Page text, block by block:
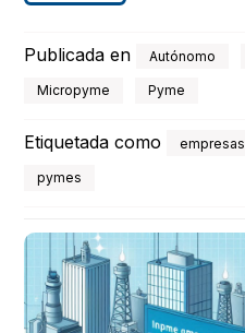
Publicada en Autónomo
Micropyme Pyme
Etiquetada como empresas
pymes